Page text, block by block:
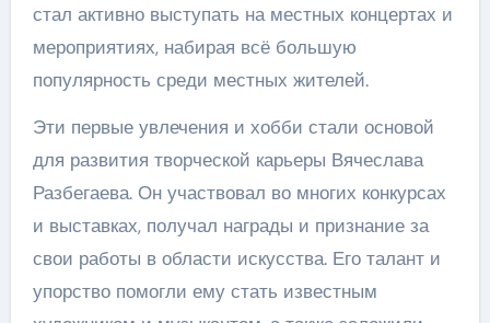
стал активно выступать на местных концертах и
мероприятиях, набирая всё большую
популярность среди местных жителей.
Эти первые увлечения и хобби стали основой
для развития творческой карьеры Вячеслава
Разбегаева. Он участвовал во многих конкурсах
и выставках, получал награды и признание за
свои работы в области искусства. Его талант и
упорство помогли ему стать известным